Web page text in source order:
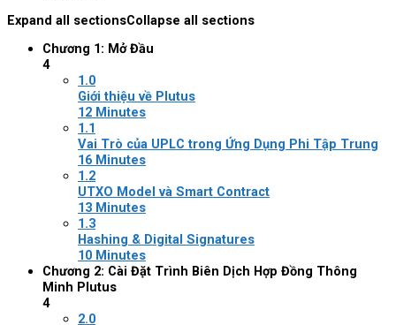
Expand all sectionsCollapse all sections
Chương 1: Mở Đầu
4
1.0
Giới thiệu về Plutus
12 Minutes
1.1
Vai Trò của UPLC trong Ứng Dụng Phi Tập Trung
16 Minutes
1.2
UTXO Model và Smart Contract
13 Minutes
1.3
Hashing & Digital Signatures
10 Minutes
Chương 2: Cài Đặt Trình Biên Dịch Hợp Đồng Thông
Minh Plutus
4
2.0